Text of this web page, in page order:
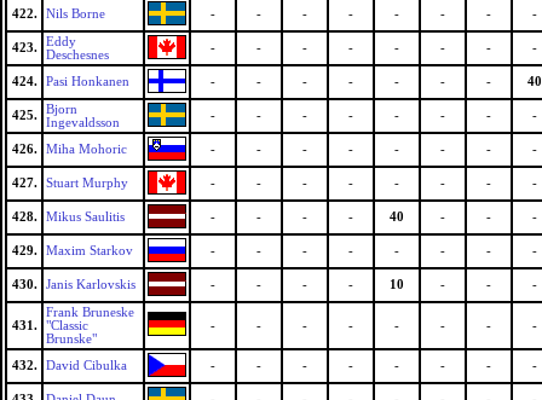
422. Nils Borne - - - - - - - -
423.
Eddy
Deschesnes
- - - - - - - -
424. Pasi Honkanen - - - - - - - 40
425.
Bjorn
Ingevaldsson
- - - - - - - -
426. Miha Mohoric - - - - - - - -
427. Stuart Murphy - - - - - - - -
428. Mikus Saulitis - - - - 40 - - -
429. Maxim Starkov - - - - - - - -
430. Janis Karlovskis - - - - 10 - - -
431.
Frank Bruneske
"Classic
Brunske"
- - - - - - - -
432. David Cibulka - - - - - - - -